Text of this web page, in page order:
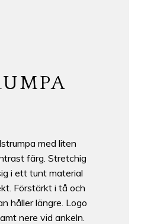
med liten
färg. Stretchig
i ett tunt material
Förstärkt i tå och
håller längre. Logo
nere vid ankeln.